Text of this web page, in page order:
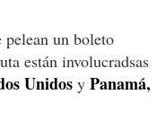
un boleto
están involucradsas
Unidos y Panamá,